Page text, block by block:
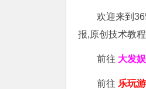
欢迎来到
报,原创技术教
前往 大发
前往 乐玩